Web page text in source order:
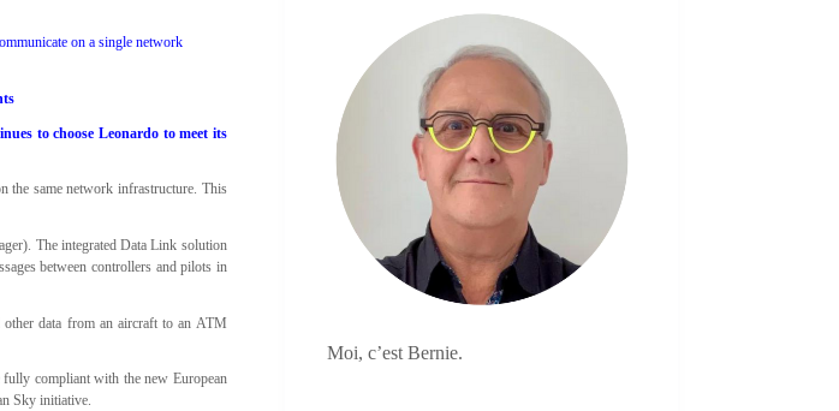
on a single network
to choose Leonardo to meet its
the same network infrastructure. This
The integrated Data Link solution
between controllers and pilots in
data from an aircraft to an ATM
compliant with the new European
Sky initiative.
Moi, c’est Bernie.